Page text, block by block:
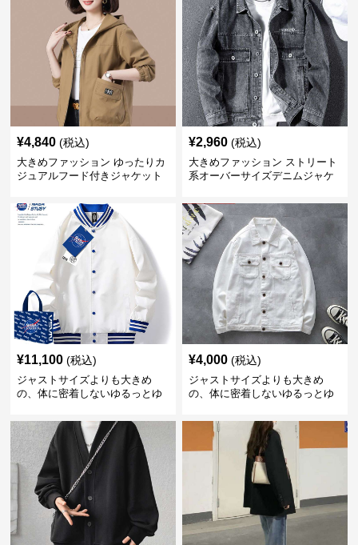
¥4,840 (税込)
大きめファッション ゆったりカ
ジュアルフード付きジャケット
¥2,960 (税込)
大きめファッション ストリート
系オーバーサイズデニムジャケ
¥11,100 (税込)
ジャストサイズよりも大きめ
の、体に密着しないゆるっとゆ
ゆったりスポーツバーシティジ
ャケット
¥4,000 (税込)
ジャストサイズよりも大きめ
の、体に密着しないゆるっとゆ
ゆったりシルエットデニムジャ
ケット